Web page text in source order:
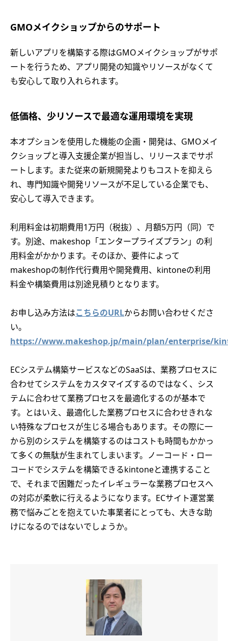
GMOメイクショップからのサポート
新しいアプリを構築する際はGMOメイクショップがサポ
ートを行うため、アプリ開発の知識やリソースがなくて
も安心して取り入れられます。
低価格、少リソースで最適な運用環境を実現
本オプションを使用した機能の企画・開発は、GMOメイ
クショップと導入支援企業が担当し、リリースまでサポ
ートします。また従来の新規開発よりもコストを抑えら
れ、専門知識や開発リソースが不足している企業でも、
安心して導入できます。
利用料金は初期費用1万円（税抜）、月額5万円（同）で
す。別途、makeshop「エンタープライズプラン」の利
用料金がかかります。そのほか、要件によって
makeshopの制作代行費用や開発費用、kintoneの利用
料金や構築費用は別途見積りとなります。
お申し込み方法はこちらのURLからお問い合わせくださ
い。
https://www.makeshop.jp/main/plan/enterprise/
ECシステム構築サービスなどのSaaSは、業務プロセスに
合わせてシステムをカスタマイズするのではなく、シス
テムに合わせて業務プロセスを最適化するのが基本で
す。とはいえ、最適化した業務プロセスに合わせきれな
い特殊なプロセスが生じる場合もあります。その際に一
から別のシステムを構築するのはコストも時間もかかっ
て多くの無駄が生まれてしまいます。ノーコード・ロー
コードでシステムを構築できるkintoneと連携すること
で、それまで困難だったイレギュラーな業務プロセスへ
の対応が柔軟に行えるようになります。ECサイト運営業
務で悩みごとを抱えていた事業者にとっても、大きな助
けになるのではないでしょうか。